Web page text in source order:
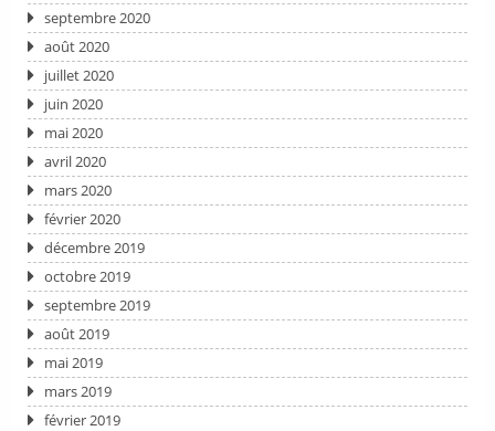
septembre 2020
août 2020
juillet 2020
juin 2020
mai 2020
avril 2020
mars 2020
février 2020
décembre 2019
octobre 2019
septembre 2019
août 2019
mai 2019
mars 2019
février 2019